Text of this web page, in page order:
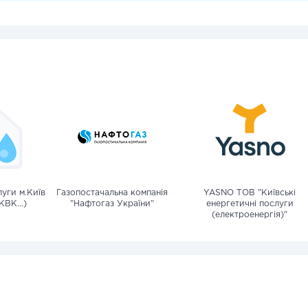
м.Київ
Газопостачальна компанія
"Нафтогаз України"
YASNO ТОВ "Київські
енергетичні послуги
(електроенергія)"